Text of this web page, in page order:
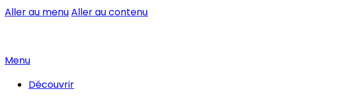
Aller au menuAller au contenu
Menu
Découvrir